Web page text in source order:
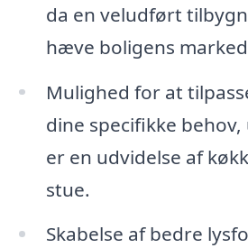
da en veludført
hæve boligens
Mulighed for at
dine specifikke
er en udvidelse af
stue.
Skabelse af bedre